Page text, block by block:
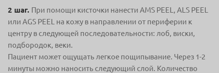
2 шаг. При помощи кисточки нанести AMS PEEL, ALS PEEL
или AGS PEEL на кожу в направлении от периферии к
центру в следующей последовательности: лоб, виски,
подбородок, веки.
Пациент может ощущать легкое пощипывание. Через 1-2
минуты можно наносить следующий слой. Количество